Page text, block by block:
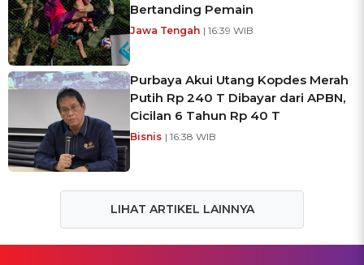
Bertanding Pemain
Jawa Tengah | 16:39 WIB
Purbaya Akui Utang Kopdes Merah
Putih Rp 240 T Dibayar dari APBN,
Cicilan 6 Tahun Rp 40 T
Bisnis | 16:38 WIB
LIHAT ARTIKEL LAINNYA